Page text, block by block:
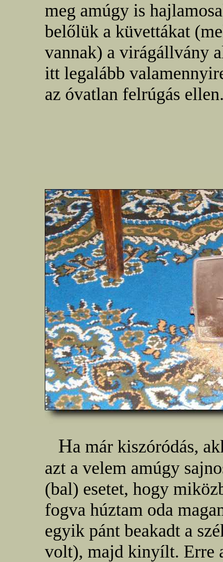
meg amúgy is
belőlük a küvettákat
vannak) a virágállvány
itt legalább
az óvatlan felrúgás
Ha már kiszóródás,
azt a velem amúgy
(bal) esetet, hogy
fogva húztam oda
egyik pánt beakadt a
volt), majd kinyílt. Erre